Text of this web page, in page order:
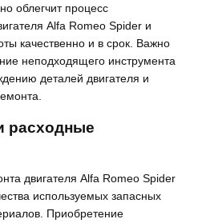
облегчит процесс
Alfa Romeo Spider и
качественно и в срок. Важно
неподходящего инструмента
деталей двигателя и
расходные
двигателя Alfa Romeo Spider
используемых запасных
Приобретение